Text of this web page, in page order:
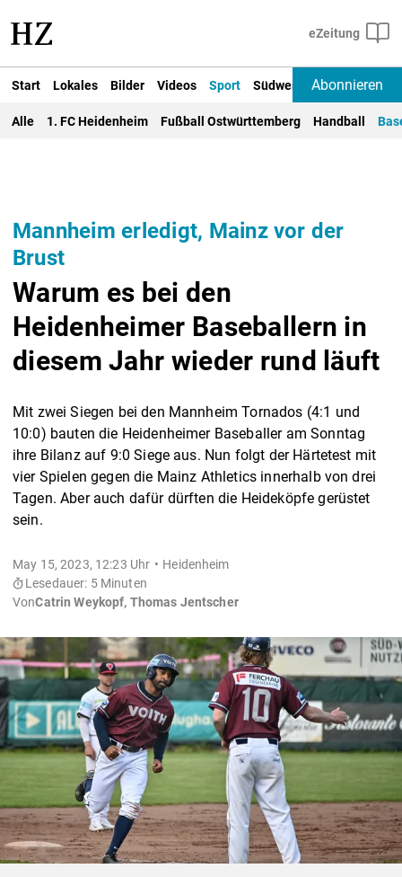
Start Lokales Bilder Videos Sport Südwest Deutschland
Abonnieren
Alle 1. FC Heidenheim Fußball Ostwürttemberg Handball
Mannheim erledigt, Mainz vor der
Brust
Warum es bei den
Heidenheimer Baseballern in
diesem Jahr wieder rund läuft
Mit zwei Siegen bei den Mannheim Tornados (4:1 und
10:0) bauten die Heidenheimer Baseballer am Sonntag
ihre Bilanz auf 9:0 Siege aus. Nun folgt der Härtetest mit
vier Spielen gegen die Mainz Athletics innerhalb von drei
Tagen. Aber auch dafür dürften die Heideköpfe gerüstet
sein.
May 15, 2023, 12:23 Uhr
Heidenheim
Lesedauer: 5 Minuten
VonCatrin Weykopf, Thomas Jentscher